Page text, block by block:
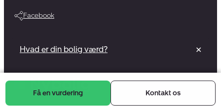
Få en vurdering Kontakt os
Facebook
Vi er en del af et foreningsejet selskab
Læs mere
Hvad er din bolig værd? ✕